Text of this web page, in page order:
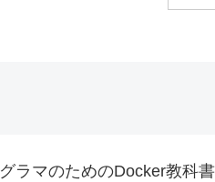
ラマのためのDocker教科書